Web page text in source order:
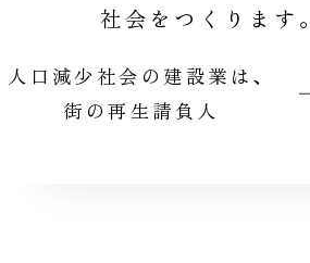
社会をつくります。
人口減少社会の建設業は、
街の再生請負人